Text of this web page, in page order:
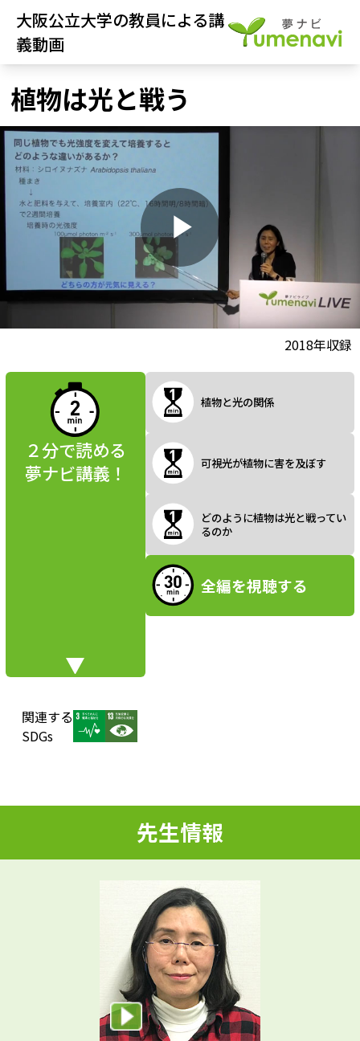
大阪公立大学の教員による講
義動画
植物は光と戦う
P
a
y
V
e
o
2018年収録
２分で読める
夢ナビ講義！
植物と光の関係
可視光が植物に害を及ぼす
どのように植物は光と戦ってい
るのか
全編を視聴する
関連する
SDGs
先生情報